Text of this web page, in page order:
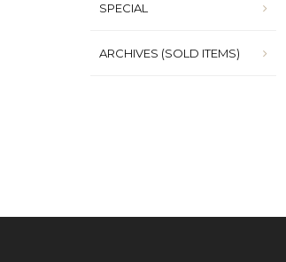
SPECIAL
ARCHIVES (SOLD ITEMS)